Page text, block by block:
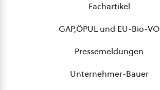
Fachartikel
GAP,ÖPUL und EU-Bio-VO
Pressemeldungen
Unternehmer-Bauer